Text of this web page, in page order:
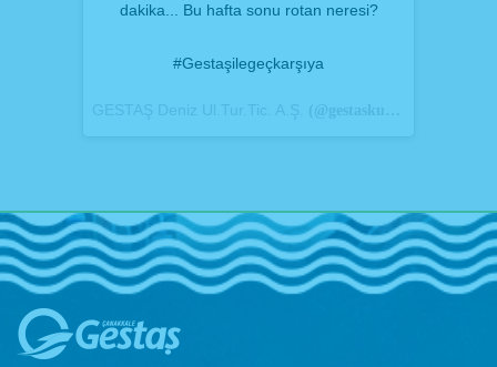
dakika... Bu hafta sonu rotan neresi?
#Gestaşilegeçkarşıya